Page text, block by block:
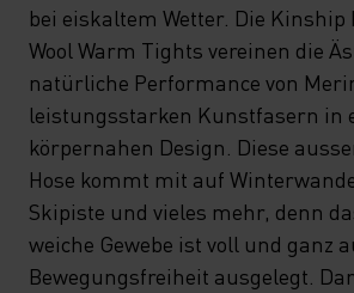
bei eiskaltem Wetter. Die
Wool Warm Tights vereinen die
natürliche Performance von
leistungsstarken Kunstfasern in
körpernahen Design. Diese
Hose kommt mit auf
Skipiste und vieles mehr, denn
weiche Gewebe ist voll und ganz
Bewegungsfreiheit ausgelegt.